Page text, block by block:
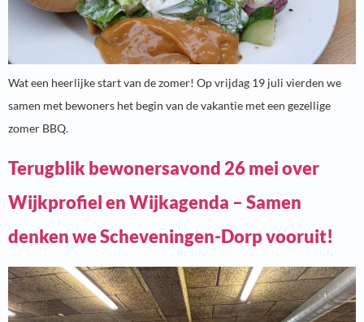
Wat een heerlijke start van de zomer! Op vrijdag 19 juli vierden we
samen met bewoners het begin van de vakantie met een gezellige
zomer BBQ.
Terugblik bewonersavond 26 mei over
Wijkprofiel en Wijkagenda – Samen
denken we Scheveningen-Dorp vooruit!